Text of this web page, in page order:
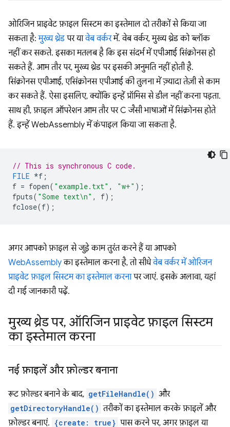
ओरिजिन प्राइवेट फ़ाइल सिस्टम का इस्तेमाल दो तरीकों से किया जा
सकता है:मुख्य थ्रेड पर यावेब वर्करमें. वेब वर्कर, मुख्य थ्रेड को ब्लॉक
नहीं कर सकते. इसका मतलब है कि इस संदर्भ में एपीआई सिंक्रोनस हो
सकते हैं. आम तौर पर, मुख्य थ्रेड पर इसकी अनुमति नहीं होती है.
सिंक्रोनस एपीआई, एसिंक्रोनस एपीआई की तुलना में ज़्यादा तेज़ी से काम
कर सकते हैं. ऐसा इसलिए, क्योंकि इन्हें प्रॉमिस से डील नहीं करना पड़ता.
साथ ही, फ़ाइल ऑपरेशन आम तौर पर C जैसी भाषाओं में सिंक्रोनस होते
हैं. इन्हें WebAssembly में कंपाइल किया जा सकता है.
// This is synchronous C code.
FILE *f ;
f = fopen( "example.txt" , "w+" );
fputs( "Some text\n" , f);
fclose(f);
अगर आपको फ़ाइल से जुड़े काम तुरंत करने हैं या आपको
WebAssemblyका इस्तेमाल करना है, तो सीधेवेब वर्कर में ओरिजन
प्राइवेट फ़ाइल सिस्टम का इस्तेमाल करनापर जाएं. इसके अलावा, यहां
दी गई जानकारी पढ़ें.
मुख्य थ्रेड पर, ऑरिजिन प्राइवेट फ़ाइल सिस्टम
का इस्तेमाल करना
नई फ़ाइलें और फ़ोल्डर बनाना
रूट फ़ोल्डर बनाने के बाद, getFileHandle() और
getDirectoryHandle() तरीकों का इस्तेमाल करके फ़ाइलें और
फ़ोल्डर बनाएं. {create: true} पास करने पर, अगर फ़ाइल या